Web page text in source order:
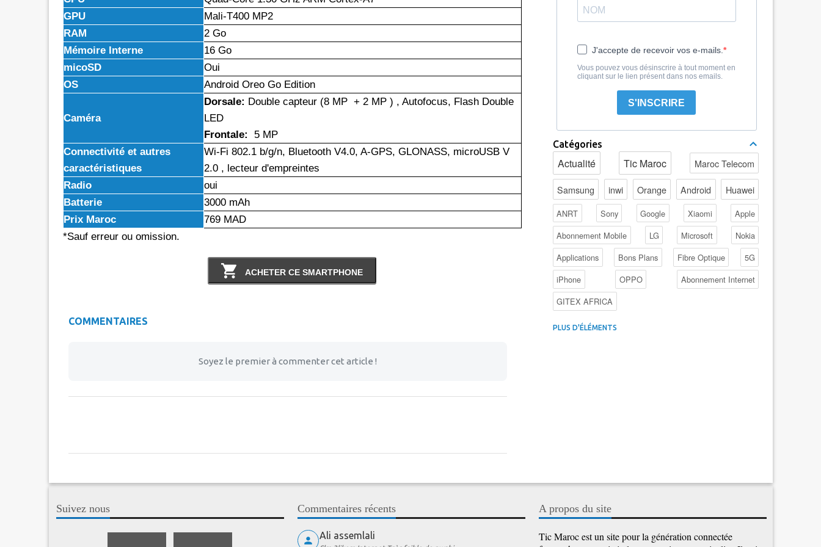
GPU
Mali-T400 MP2
RAM
2 Go
Mémoire Interne
16 Go
micoSD
Oui
OS
Android Oreo Go Edition
Caméra
Dorsale: Double capteur (8 MP + 2 MP ) , Autofocus, Flash Double
LED
Frontale: 5 MP
Connectivité et autres
caractéristiques
Wi-Fi 802.1 b/g/n, Bluetooth V4.0, A-GPS, GLONASS, microUSB V
2.0 , lecteur d'empreintes
Radio
oui
Batterie
3000 mAh
Prix Maroc
769 MAD
*Sauf erreur ou omission.
ACHETER CE SMARTPHONE
COMMENTAIRES
Soyez le premier à commenter cet article !
J'accepte de recevoir vos e-mails.
Vous pouvez vous désinscrire à tout moment en
cliquant sur le lien présent dans nos emails.
S'INSCRIRE
Catégories
Actualité Tic Maroc Maroc Telecom
Samsung inwi Orange Android Huawei
ANRT Sony Google Xiaomi
Apple
Abonnement Mobile
LG Microsoft
Nokia
Applications
Bons Plans Fibre Optique
5G
iPhone
OPPO
Abonnement Internet
GITEX AFRICA
4G au Maroc
PLUS D'ÉLÉMENTS
Suivez nous Commentaires récents
Ali assemlali
A propos du site
Tic Maroc est un site pour la génération connectée